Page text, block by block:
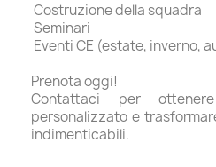
Costruzione della squadra
Seminari
Eventi CE (estate, inverno,
Prenota oggi!
Contattaci per
personalizzato e
indimenticabili.